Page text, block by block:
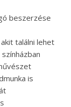
beszerzése
találni lehet
is